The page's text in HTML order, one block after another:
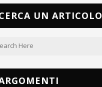
UN ARTICOLO